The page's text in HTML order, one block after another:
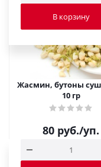
В корзину
Жасмин, бутоны
10 гр
80 руб./уп.